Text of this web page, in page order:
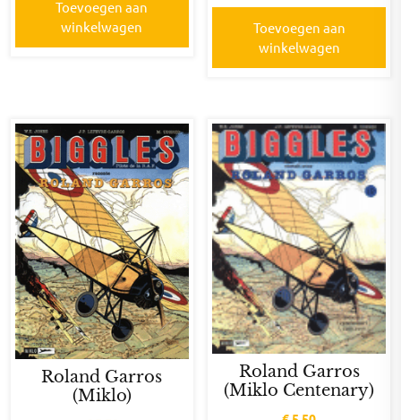
Toevoegen aan
winkelwagen
Toevoegen aan
winkelwagen
Roland Garros
(Miklo)
Roland Garros
(Miklo Centenary)